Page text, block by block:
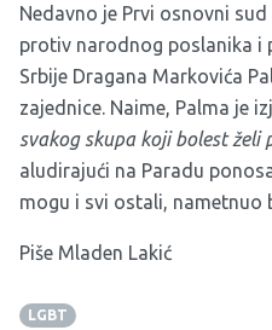
Nedavno je Prvi osnovni
protiv narodnog poslanika i
Srbije Dragana Markovića
zajednice. Naime, Palma je
svakog skupa koji bolest
aludirajući na Paradu
mogu i svi ostali, nametnuo
Piše Mladen Lakić
LGBT